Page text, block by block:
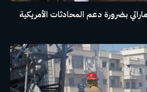
بضرورة دعم المحادثات الأمريكية